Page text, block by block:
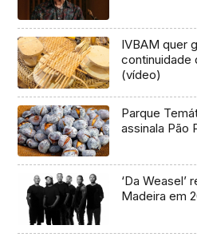
IVBAM quer
continuidade
(vídeo)
Parque
assinala Pão
‘Da Weasel’
Madeira em